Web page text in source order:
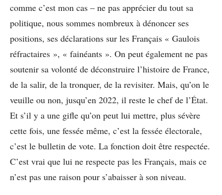
comme c’est mon cas – ne pas apprécier du tout sa
politique, nous sommes nombreux à dénoncer ses
positions, ses déclarations sur les Français « Gaulois
réfractaires », « fainéants ». On peut également ne pas
soutenir sa volonté de déconstruire l’histoire de France,
de la salir, de la tronquer, de la revisiter. Mais, qu’on le
veuille ou non, jusqu’en 2022, il reste le chef de l’État.
Et s’il y a une gifle qu’on peut lui mettre, plus sévère
cette fois, une fessée même, c’est la fessée électorale,
c’est le bulletin de vote. La fonction doit être respectée.
C’est vrai que lui ne respecte pas les Français, mais ce
n’est pas une raison pour s’abaisser à son niveau.